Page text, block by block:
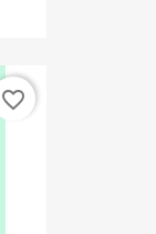
favorite_border